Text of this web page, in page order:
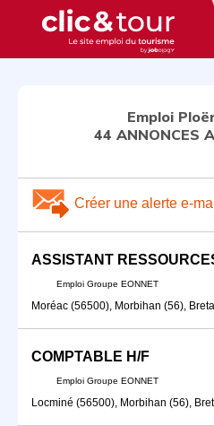
Emploi
44 ANNONCES
Créer une alerte e-
ASSISTANT
Emploi Groupe EONNET
Moréac (56500), Morbihan (56),
COMPTABLE H/F
Emploi Groupe EONNET
Locminé (56500), Morbihan (56),